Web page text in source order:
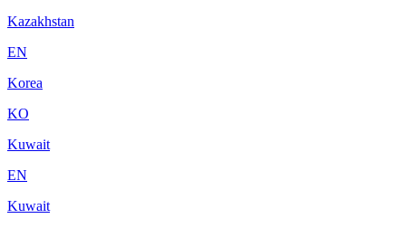
Kazakhstan
EN
Korea
KO
Kuwait
EN
Kuwait